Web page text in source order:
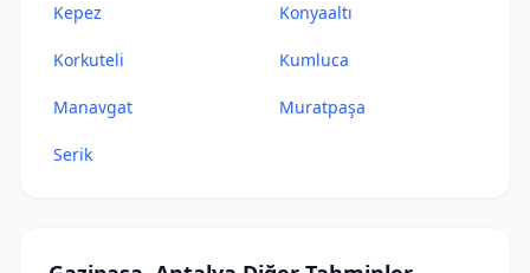
Kepez Konyaaltı
Korkuteli Kumluca
Manavgat Muratpaşa
Serik